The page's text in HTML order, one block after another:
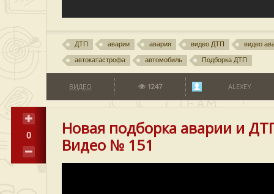
ДТП аварии авария видео ДТП видео
автокатастрофа автомобиль Подборка ДТП
ВИДЕО 1247 ALEXEY
0
Новая подборка аварии и
Видео № 151